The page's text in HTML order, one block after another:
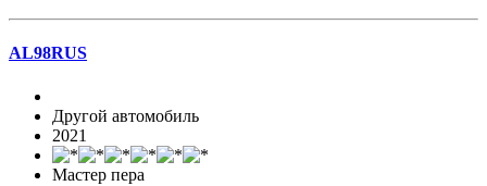
AL98RUS
Другой автомобиль
2021
Мастер пера